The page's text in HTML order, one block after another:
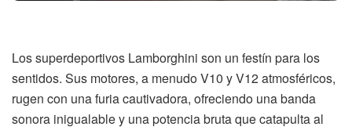
Los superdeportivos Lamborghini son un festín para los
sentidos. Sus motores, a menudo V10 y V12 atmosféricos,
rugen con una furia cautivadora, ofreciendo una banda
sonora inigualable y una potencia bruta que catapulta al